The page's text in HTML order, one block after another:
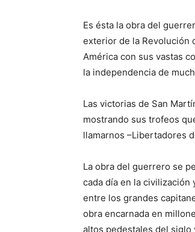
Es ésta la obra del
exterior de la Revolución
América con sus vastas
la independencia de
Las victorias de San
mostrando sus trofeos
llamarnos –Libertadores
La obra del guerrero se
cada día en la
entre los grandes
obra encarnada en
altos pedestales del siglo